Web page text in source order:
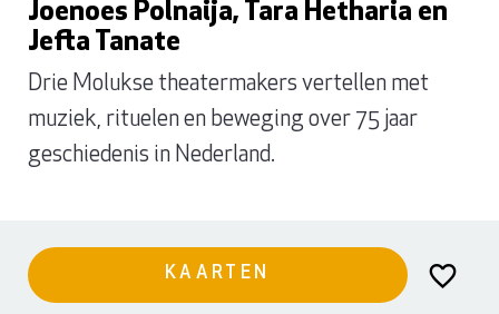
Joenoes Polnaija, Tara Hetharia en
Jefta Tanate
Drie Molukse theatermakers vertellen met
muziek, rituelen en beweging over 75 jaar
geschiedenis in Nederland.
KAARTEN